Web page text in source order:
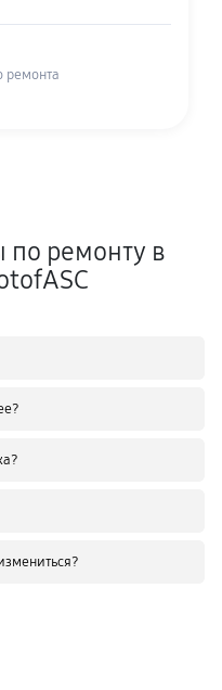
ремонта
по ремонту в